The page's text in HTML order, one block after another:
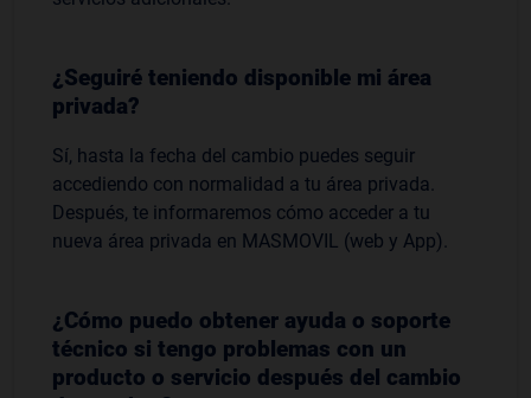
¿Seguiré teniendo disponible mi área
privada?
Sí, hasta la fecha del cambio puedes seguir
accediendo con normalidad a tu área privada.
Después, te informaremos cómo acceder a tu
nueva área privada en MASMOVIL (web y App).
¿Cómo puedo obtener ayuda o soporte
técnico si tengo problemas con un
producto o servicio después del cambio